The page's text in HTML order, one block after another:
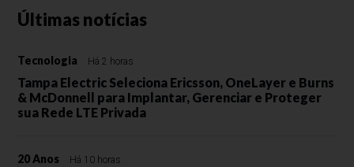
Últimas notícias
Tecnologia Há 2 horas
Tampa Electric Seleciona Ericsson, OneLayer e Burns
& McDonnell para Implantar, Gerenciar e Proteger
sua Rede LTE Privada
20 Anos Há 10 horas